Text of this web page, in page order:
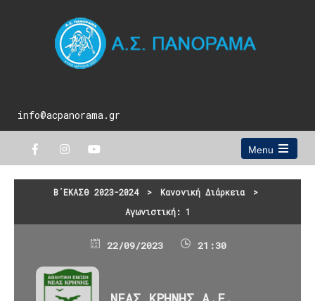
info@acpanorama.gr
Menu
Open
main
Β΄ΕΚΑΣΘ 2023-2024 > Κανονική Διάρκεια
>
Αγωνιστική: 1
22/09/2023 21:30